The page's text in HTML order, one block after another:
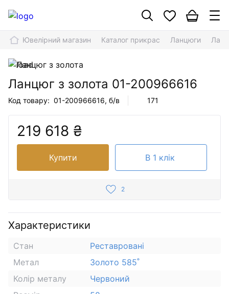
Ювелірний магазин Каталог прикрас Ланцюги
Ланцюг з золота 01-200966616
Код товару: 01-200966616, б/в 171
219 618 ₴
Купити В 1 клік
2
Характеристики
Стан
Реставровані
Метал
Золото 585˚
Колір металу
Червоний